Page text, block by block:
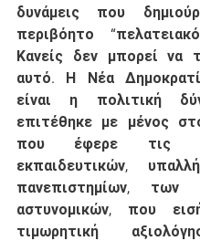
δυνάμεις που
περιβόητο
Κανείς δεν μπορεί να
αυτό. Η Νέα
είναι η πολιτική
επιτέθηκε με μένος
που έφερε τις
εκπαιδευτικών,
πανεπιστημίων, των
αστυνομικών, που
τιμωρητική